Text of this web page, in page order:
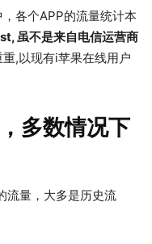
各个APP的流量统计本
虽不是来自电信运营商
,以现有i苹果在线用户
多数情况下
流量，大多是历史流